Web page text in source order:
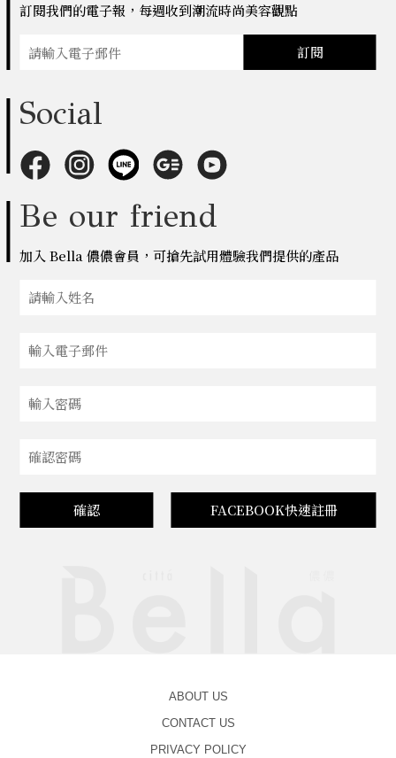
訂閱我們的電子報，每週收到潮流時尚美容觀點
訂閱
Social
Be our friend
加入 Bella 儂儂會員，可搶先試用體驗我們提供的產品
確認 FACEBOOK快速註冊
ABOUT US
CONTACT US
PRIVACY POLICY